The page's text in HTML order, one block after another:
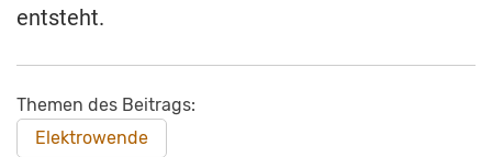
entsteht.
Themen des Beitrags:
Elektrowende